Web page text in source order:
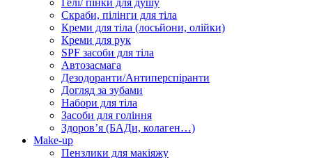
Гелі/ пінки для душу
Скраби, пілінги для тіла
Креми для тіла (лосьйони, олійки)
Креми для рук
SPF засоби для тіла
Автозасмага
Дезодоранти/Антиперспіранти
Догляд за зубами
Набори для тіла
Засоби для гоління
Здоровʼя (БАДи, колаген…)
Make-up
Пензлики для макіяжу